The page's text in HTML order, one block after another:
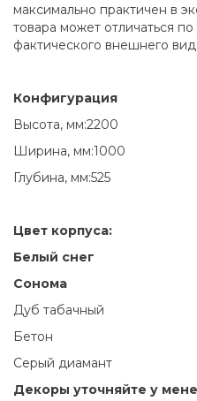
максимально практичен в
товара может отличаться
фактического внешнего
Конфигурация
Высота, мм:2200
Ширина, мм:1000
Глубина, мм:525
Цвет корпуса:
Белый снег
Сонома
Дуб табачный
Бетон
Серый диамант
Декоры уточняйте у